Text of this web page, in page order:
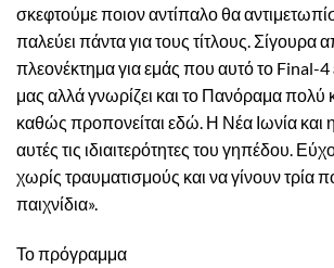
σκεφτούμε ποιον αντίπαλο θα
παλεύει πάντα για τους τίτλους. Σίγουρα
πλεονέκτημα για εμάς που αυτό το Final-4
μας αλλά γνωρίζει και το Πανόραμα πολύ
καθώς προπονείται εδώ. Η Νέα Ιωνία και
αυτές τις ιδιαιτερότητες του γηπέδου.
χωρίς τραυματισμούς και να γίνουν τρία
παιχνίδια».
Το πρόγραμμα